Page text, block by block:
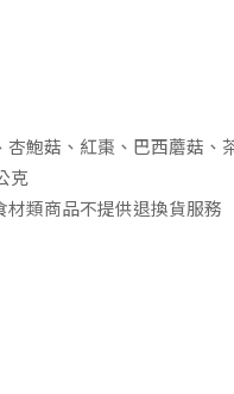
杏鮑菇、紅棗、巴西蘑菇
克
類商品不提供退換貨服務